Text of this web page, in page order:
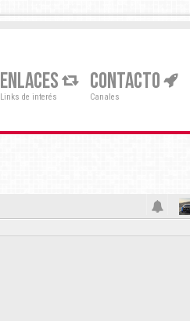
ENLACES
Links de interés
CONTACTO
Canales